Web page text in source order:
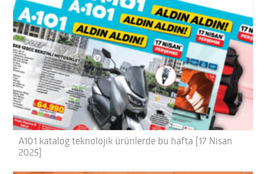
A101 katalog teknolojik ürünlerde bu hafta [17 Nisan
2025]